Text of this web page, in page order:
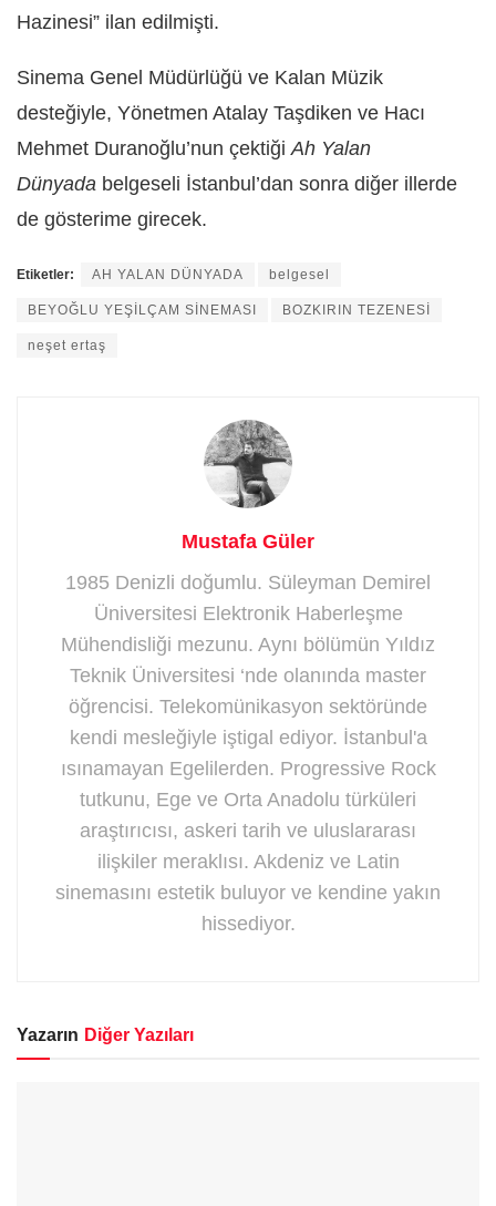
Hazinesi” ilan edilmişti.
Sinema Genel Müdürlüğü ve Kalan Müzik
desteğiyle, Yönetmen Atalay Taşdiken ve Hacı
Mehmet Duranoğlu’nun çektiği Ah Yalan
Dünyada belgeseli İstanbul’dan sonra diğer illerde
de gösterime girecek.
Etiketler: AH YALAN DÜNYADA belgesel
BEYOĞLU YEŞİLÇAM SİNEMASI BOZKIRIN TEZENESİ
neşet ertaş
Mustafa Güler
1985 Denizli doğumlu. Süleyman Demirel
Üniversitesi Elektronik Haberleşme
Mühendisliği mezunu. Aynı bölümün Yıldız
Teknik Üniversitesi ‘nde olanında master
öğrencisi. Telekomünikasyon sektöründe
kendi mesleğiyle iştigal ediyor. İstanbul'a
ısınamayan Egelilerden. Progressive Rock
tutkunu, Ege ve Orta Anadolu türküleri
araştırıcısı, askeri tarih ve uluslararası
ilişkiler meraklısı. Akdeniz ve Latin
sinemasını estetik buluyor ve kendine yakın
hissediyor.
Yazarın Diğer Yazıları